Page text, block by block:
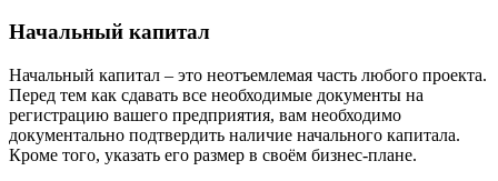
Начальный капитал
Начальный капитал – это неотъемлемая часть любого проекта.
Перед тем как сдавать все необходимые документы на
регистрацию вашего предприятия, вам необходимо
документально подтвердить наличие начального капитала.
Кроме того, указать его размер в своём бизнес-плане.